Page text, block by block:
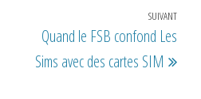
SUIVANT
Quand le FSB confond Les
Sims avec des cartes SIM